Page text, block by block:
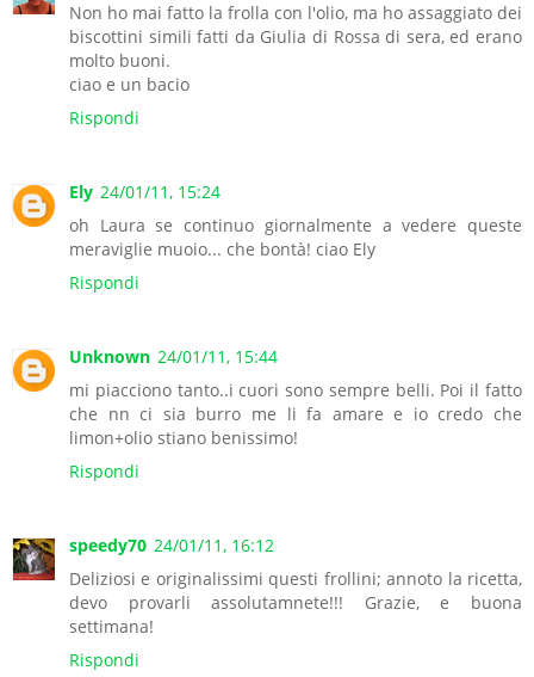
Non ho mai fatto la frolla con l'olio, ma ho assaggiato dei
biscottini simili fatti da Giulia di Rossa di sera, ed erano
molto buoni.
ciao e un bacio
Rispondi
Ely 24/01/11, 15:24
oh Laura se continuo giornalmente a vedere queste
meraviglie muoio... che bontà! ciao Ely
Rispondi
Unknown 24/01/11, 15:44
mi piacciono tanto..i cuori sono sempre belli. Poi il fatto
che nn ci sia burro me li fa amare e io credo che
limon+olio stiano benissimo!
Rispondi
speedy70 24/01/11, 16:12
Deliziosi e originalissimi questi frollini; annoto la ricetta,
devo provarli assolutamnete!!! Grazie, e buona
settimana!
Rispondi